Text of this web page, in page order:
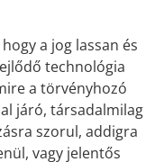
a jog lassan és
technológia
a törvényhozó
járó, társadalmilag
szorul, addigra
vagy jelentős